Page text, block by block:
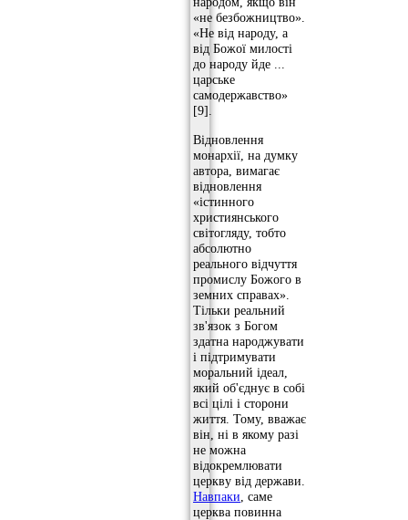
«не безбожництво».
«Не від народу, а
від Божої милості
до народу йде ...
царське
самодержавство»
[9].
Відновлення
монархії, на думку
автора, вимагає
відновлення
«істинного
християнського
світогляду, тобто
абсолютно
реального відчуття
промислу Божого в
земних справах».
Тільки реальний
зв'язок з Богом
здатна народжувати
і підтримувати
моральний ідеал,
який об'єднує в собі
всі цілі і сторони
життя. Тому, вважає
він, ні в якому разі
не можна
відокремлювати
церкву від держави.
Навпаки , саме
церква повинна